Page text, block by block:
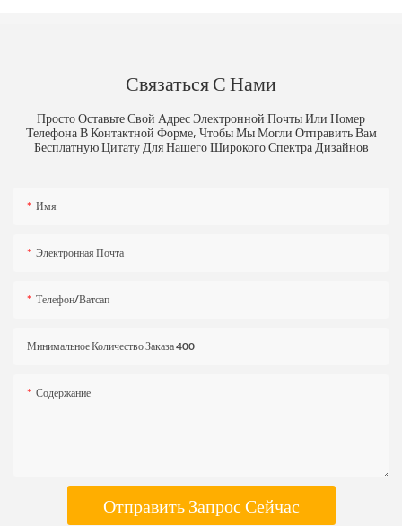
Связаться С Нами
Просто Оставьте Свой Адрес Электронной Почты Или Номер
Телефона В Контактной Форме, Чтобы Мы Могли Отправить Вам
Бесплатную Цитату Для Нашего Широкого Спектра Дизайнов
Имя
Электронная Почта
Телефон/ватсап
Минимальное Количество Заказа 400
Содержание
Отправить Запрос Сейчас